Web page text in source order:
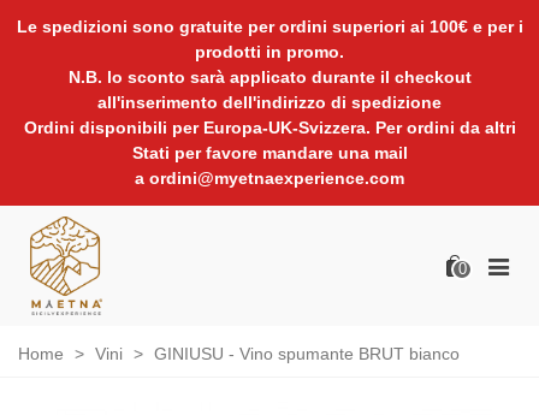
Le spedizioni sono gratuite per ordini superiori ai 100€ e per i
prodotti in promo.
N.B. lo sconto sarà applicato durante il checkout
all'inserimento dell'indirizzo di spedizione
Ordini disponibili per Europa-UK-Svizzera. Per ordini da altri
Stati per favore mandare una mail
a ordini@myetnaexperience.com
0
Home > Vini > GINIUSU - Vino spumante BRUT bianco